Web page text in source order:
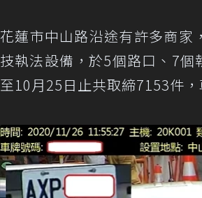
花蓮市中山路沿途有許多商家
技執法設備，於5個路口、7個
至10月25日止共取締7153件